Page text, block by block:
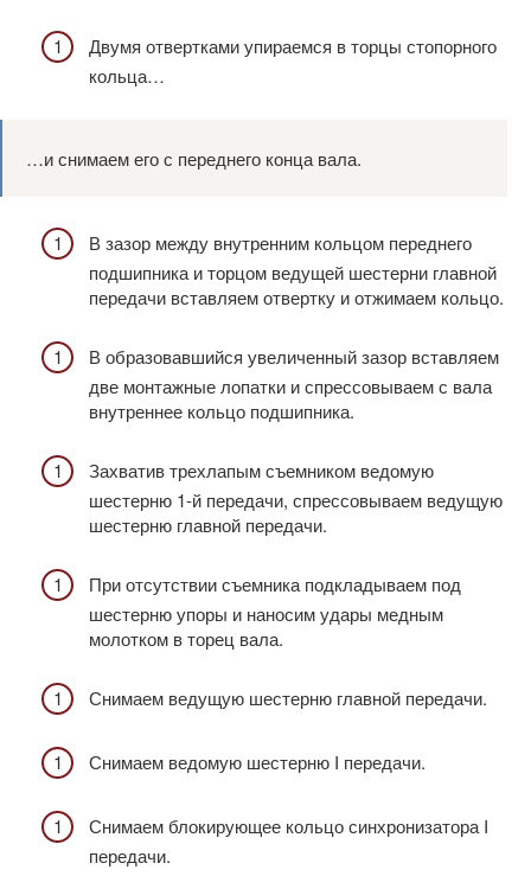
Двумя отвертками упираемся в торцы стопорного
кольца…
…и снимаем его с переднего конца вала.
В зазор между внутренним кольцом переднего
подшипника и торцом ведущей шестерни главной
передачи вставляем отвертку и отжимаем кольцо.
В образовавшийся увеличенный зазор вставляем
две монтажные лопатки и спрессовываем с вала
внутреннее кольцо подшипника.
Захватив трехлапым съемником ведомую
шестерню 1-й передачи, спрессовываем ведущую
шестерню главной передачи.
При отсутствии съемника подкладываем под
шестерню упоры и наносим удары медным
молотком в торец вала.
Снимаем ведущую шестерню главной передачи.
Снимаем ведомую шестерню I передачи.
Снимаем блокирующее кольцо синхронизатора I
передачи.